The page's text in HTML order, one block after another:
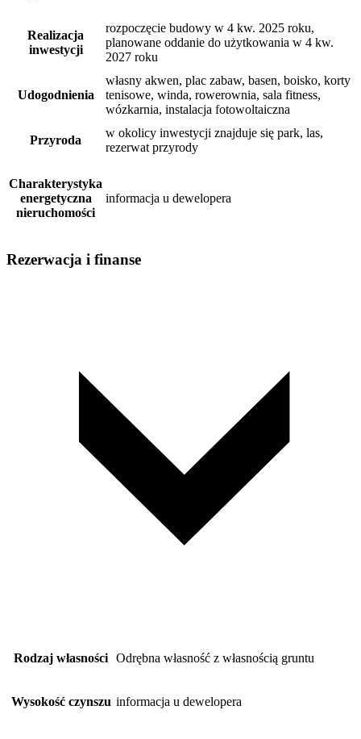
Realizacja
inwestycji
rozpoczęcie budowy w 4 kw. 2025 roku,
planowane oddanie do użytkowania w 4 kw.
2027 roku
Udogodnienia
własny akwen, plac zabaw, basen, boisko, korty
tenisowe, winda, rowerownia, sala fitness,
wózkarnia, instalacja fotowoltaiczna
Przyroda
w okolicy inwestycji znajduje się park, las,
rezerwat przyrody
Charakterystyka
energetyczna
nieruchomości
informacja u dewelopera
Rezerwacja i finanse
Rodzaj własności Odrębna własność z własnością gruntu
Wysokość czynszu informacja u dewelopera